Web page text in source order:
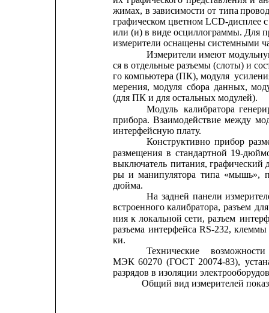
жимах, в зависимости от типа
графическом цветном LCD-дисплее
или (и) в виде осциллограммы. Для
измерители оснащены системными
Измерители имеют
ся в отдельные разъемы (слоты) и
го компьютера (ПК), модуля
мерения, модуля сбора данных,
(для ПК и для остальных модулей).
Модуль калибратора
прибора. Взаимодействие между
интерфейсную плату.
Конструктивно прибор
размещения в стандартной 19-
выключатель питания, графический
ры и манипулятора типа «мышь»,
дюйма.
На задней панели
встроенного калибратора, разъем для
ния к локальной сети, разъем
разъема интерфейса RS-232, клеммы
ки.
Технические
возможности
МЭК 60270 (ГОСТ 20074-83),
разрядов в изоляции
Общий вид измерителей